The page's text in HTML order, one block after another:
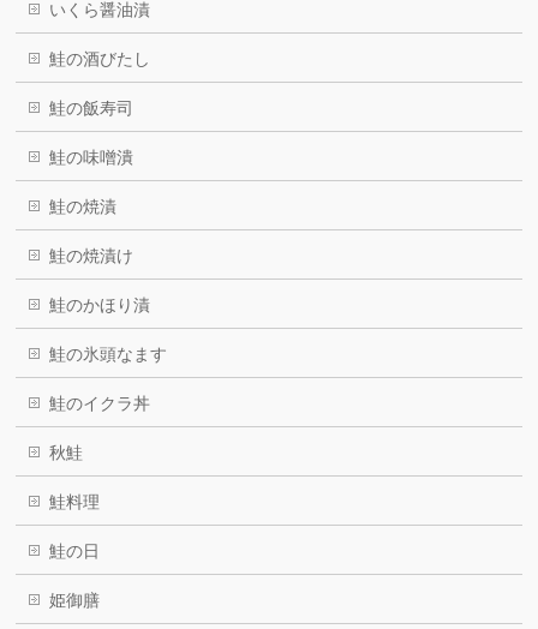
いくら醤油漬
鮭の酒びたし
鮭の飯寿司
鮭の味噌潰
鮭の焼漬
鮭の焼漬け
鮭のかほり漬
鮭の氷頭なます
鮭のイクラ丼
秋鮭
鮭料理
鮭の日
姫御膳